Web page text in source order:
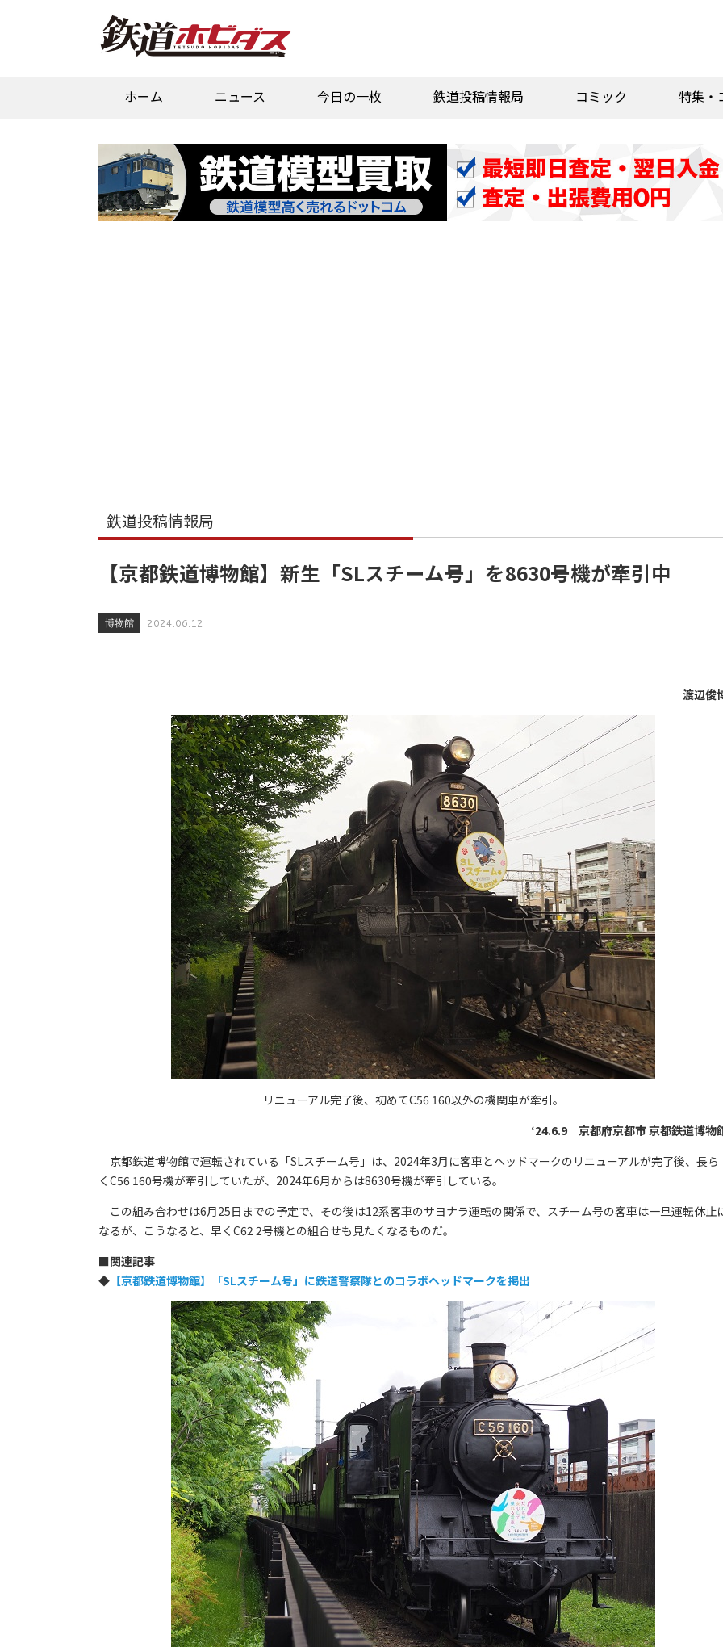
ホーム ニュース 今日の一枚 鉄道投稿情報局 コミック 特集・
鉄道投稿情報局
【京都鉄道博物館】新生「SLスチーム号」を8630号機が牽引中
博物館 2024.06.12
渡辺俊
リニューアル完了後、初めてC56 160以外の機関車が牽引。
‘24.6.9 京都府京都市 京都鉄道博物
京都鉄道博物館で運転されている「SLスチーム号」は、2024年3月に客車とヘッドマークのリニューアルが完了後、長ら
くC56 160号機が牽引していたが、2024年6月からは8630号機が牽引している。
この組み合わせは6月25日までの予定で、その後は12系客車のサヨナラ運転の関係で、スチーム号の客車は一旦運転休止
なるが、こうなると、早くC62 2号機との組合せも見たくなるものだ。
■関連記事
◆ 【京都鉄道博物館】「SLスチーム号」に鉄道警察隊とのコラボヘッドマークを掲出